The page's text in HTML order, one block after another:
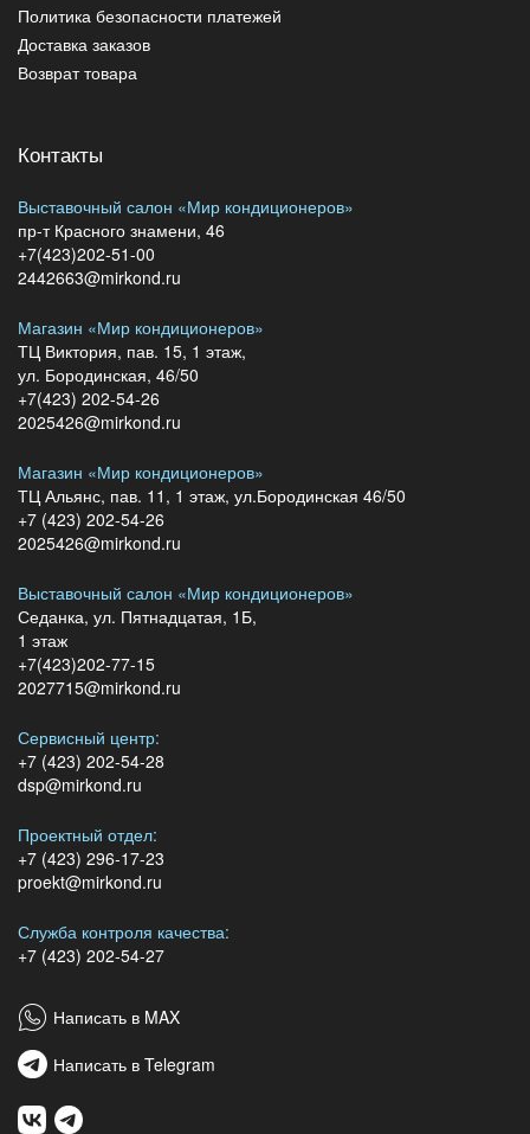
Политика безопасности платежей
Доставка заказов
Возврат товара
Контакты
Выставочный салон «Мир кондиционеров»
пр-т Красного знамени, 46
+7(423)202-51-00
2442663@mirkond.ru
Магазин «Мир кондиционеров»
ТЦ Виктория, пав. 15, 1 этаж,
ул. Бородинская, 46/50
+7(423) 202-54-26
2025426@mirkond.ru
Магазин «Мир кондиционеров»
ТЦ Альянс, пав. 11, 1 этаж, ул.Бородинская 46/50
+7 (423) 202-54-26
2025426@mirkond.ru
Выставочный салон «Мир кондиционеров»
Седанка, ул. Пятнадцатая, 1Б,
1 этаж
+7(423)202-77-15
2027715@mirkond.ru
Сервисный центр:
+7 (423) 202-54-28
dsp@mirkond.ru
Проектный отдел:
+7 (423) 296-17-23
proekt@mirkond.ru
Служба контроля качества:
+7 (423) 202-54-27
Написать в MAX
Написать в Telegram